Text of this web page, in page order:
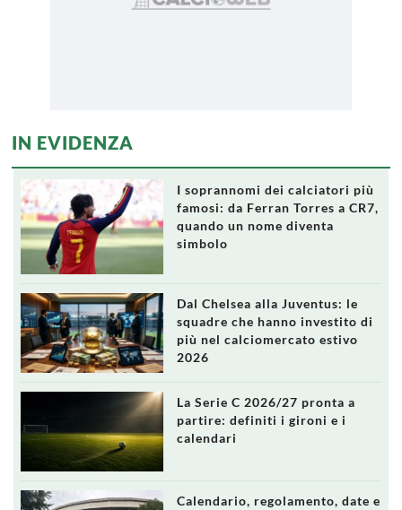
IN EVIDENZA
I soprannomi dei calciatori più
famosi: da Ferran Torres a CR7,
quando un nome diventa
simbolo
Dal Chelsea alla Juventus: le
squadre che hanno investito di
più nel calciomercato estivo
2026
La Serie C 2026/27 pronta a
partire: definiti i gironi e i
calendari
Calendario, regolamento, date e